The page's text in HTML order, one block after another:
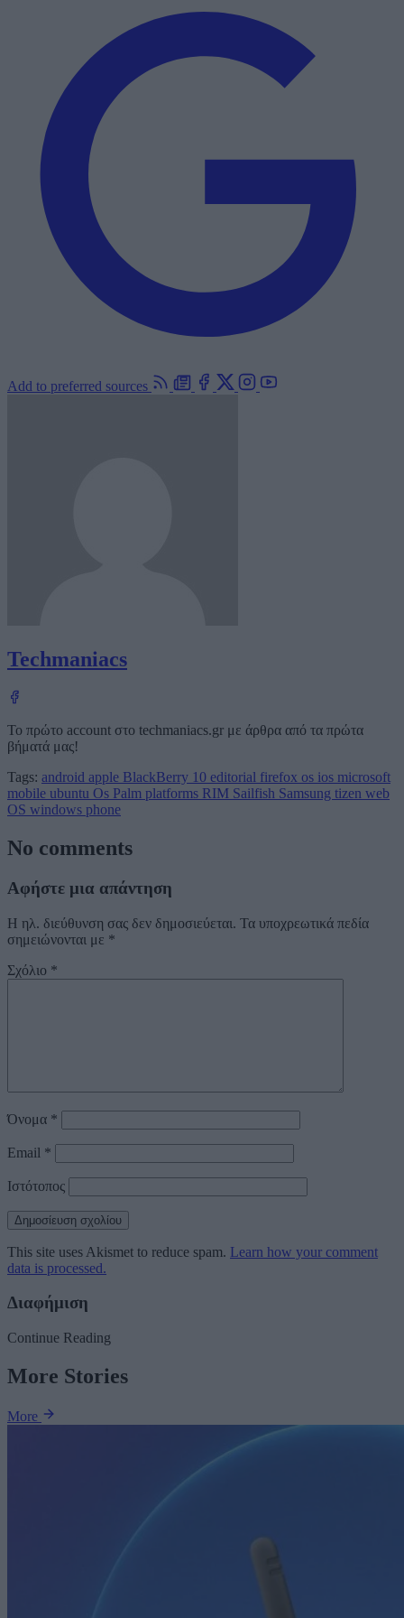
Add to preferred sources
Techmaniacs
Το πρώτο account στο techmaniacs.gr με άρθρα από τα πρώτα
βήματά μας!
Tags: android apple BlackBerry 10 editorial firefox os ios microsoft
mobile ubuntu Os Palm platforms RIM Sailfish Samsung tizen web
OS windows phone
No comments
Αφήστε μια απάντηση
Η ηλ. διεύθυνση σας δεν δημοσιεύεται. Τα υποχρεωτικά πεδία
σημειώνονται με *
Σχόλιο *
Όνομα *
Email *
Ιστότοπος
This site uses Akismet to reduce spam. Learn how your comment
data is processed.
Διαφήμιση
Continue Reading
More Stories
More